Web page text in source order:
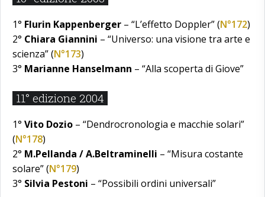
1° Flurin Kappenberger – “L’effetto Doppler” (N°172)
2° Chiara Giannini – “Universo: una visione tra arte e
scienza” (N°173)
3° Marianne Hanselmann – “Alla scoperta di Giove”
11° edizione 2004
1° Vito Dozio – “Dendrocronologia e macchie solari”
(N°178)
2° M.Pellanda / A.Beltraminelli – “Misura costante
solare” (N°179)
3° Silvia Pestoni – “Possibili ordini universali”